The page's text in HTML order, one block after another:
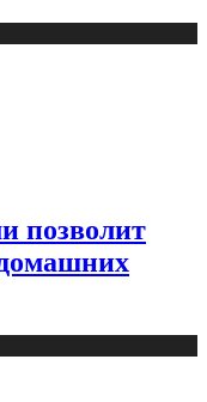
позволит